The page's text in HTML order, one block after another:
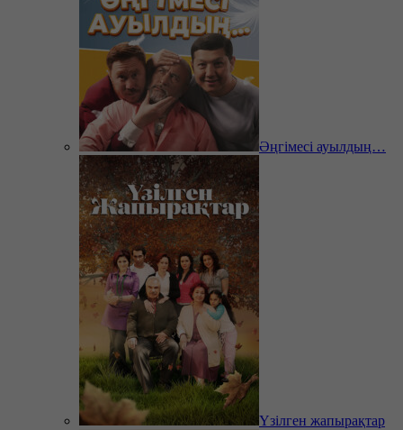
Әңгімесі ауылдың…
Үзілген жапырақтар